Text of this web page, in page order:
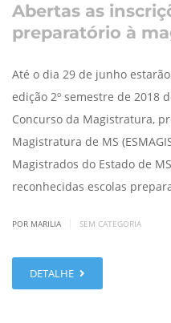
Abertas as
preparatório à
Até o dia 29 de junho
edição 2º semestre de 2018
Concurso da Magistratura,
Magistratura de MS
Magistrados do Estado de
reconhecidas escolas
POR MARILIA SEM CATEGORIA
DETALHE